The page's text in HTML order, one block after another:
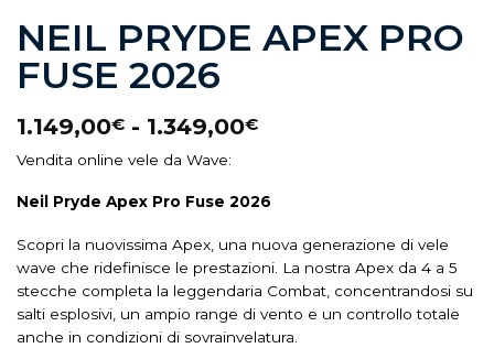
NEIL PRYDE APEX PRO
FUSE 2026
1.149,00€ - 1.349,00€
Vendita online vele da Wave:
Neil Pryde Apex Pro Fuse 2026
Scopri la nuovissima Apex, una nuova generazione di vele
wave che ridefinisce le prestazioni. La nostra Apex da 4 a 5
stecche completa la leggendaria Combat, concentrandosi su
salti esplosivi, un ampio range di vento e un controllo totale
anche in condizioni di sovrainvelatura.